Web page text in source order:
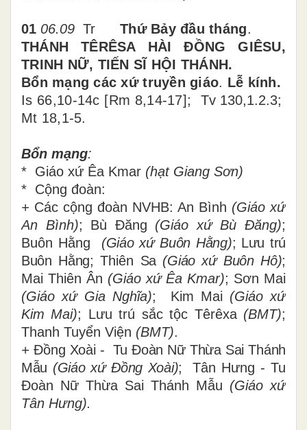
01 06.09 Tr Thứ Bảy đầu tháng.
THÁNH TÊRÊSA HÀI ĐỒNG GIÊSU,
TRINH NỮ, TIẾN SĨ HỘI THÁNH.
Bổn mạng các xứ truyền giáo. Lễ kính.
Is 66,10-14c [Rm 8,14-17]; Tv 130,1.2.3;
Mt 18,1-5.
Bổn mạng:
* Giáo xứ Êa Kmar (hạt Giang Sơn)
* Cộng đoàn:
+ Các cộng đoàn NVHB: An Bình (Giáo xứ
An Bình); Bù Đăng (Giáo xứ Bù Đăng);
Buôn Hằng (Giáo xứ Buôn Hằng); Lưu trú
Buôn Hằng; Thiên Sa (Giáo xứ Buôn Hô);
Mai Thiên Ân (Giáo xứ Êa Kmar); Sơn Mai
(Giáo xứ Gia Nghĩa); Kim Mai (Giáo xứ
Kim Mai); Lưu trú sắc tộc Têrêxa (BMT);
Thanh Tuyển Viện (BMT).
+Đồng Xoài - Tu Đoàn Nữ Thừa Sai Thánh
Mẫu (Giáo xứ Đồng Xoài);Tân Hưng - Tu
Đoàn Nữ Thừa Sai Thánh Mẫu (Giáo xứ
Tân Hưng).